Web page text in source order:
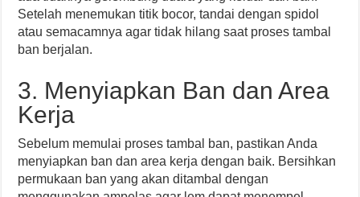
Setelah menemukan titik bocor, tandai dengan spidol
atau semacamnya agar tidak hilang saat proses tambal
ban berjalan.
3. Menyiapkan Ban dan Area
Kerja
Sebelum memulai proses tambal ban, pastikan Anda
menyiapkan ban dan area kerja dengan baik. Bersihkan
permukaan ban yang akan ditambal dengan